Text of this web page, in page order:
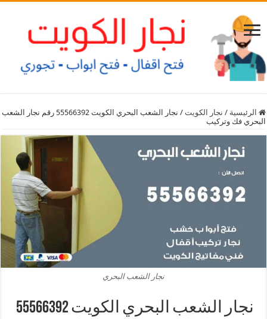
الرئيسية / نجار الكويت /
نجار الشعب البحري الكويت 55566392 رقم نجار الشعب
البحري فك وتركيب
نجار الشعب البحري
نجار الشعب البحري الكويت 55566392